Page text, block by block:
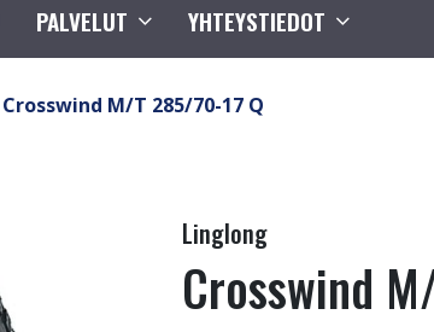
PALVELUT YHTEYSTIEDOT
Crosswind M/T 285/70-17 Q
Linglong
Crosswind